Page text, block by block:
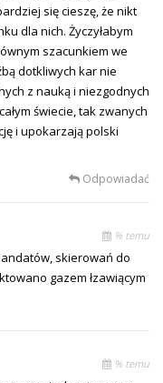
się cieszę, że nikt
dla nich. Życzyłabym
szacunkiem we
dotkliwych kar nie
z nauką i niezgodnych
świecie, tak zwanych
i upokarzają polski
Odpowiadać
% temu
skierowań do
gazem łzawiącym
% temu